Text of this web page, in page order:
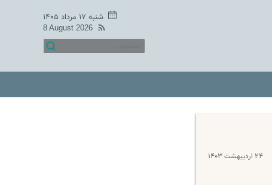
شنبه ۱۷ مرداد ۱۴۰۵
8 August 2026
۲۴ اردیبهشت ۱۴۰۳